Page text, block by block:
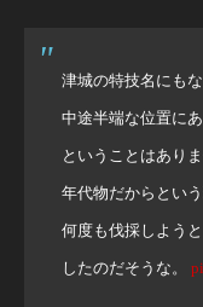
津城の特技名にも
中途半端な位置に
ということはありま
年代物だからとい
何度も伐採しよう
したのだそうな。